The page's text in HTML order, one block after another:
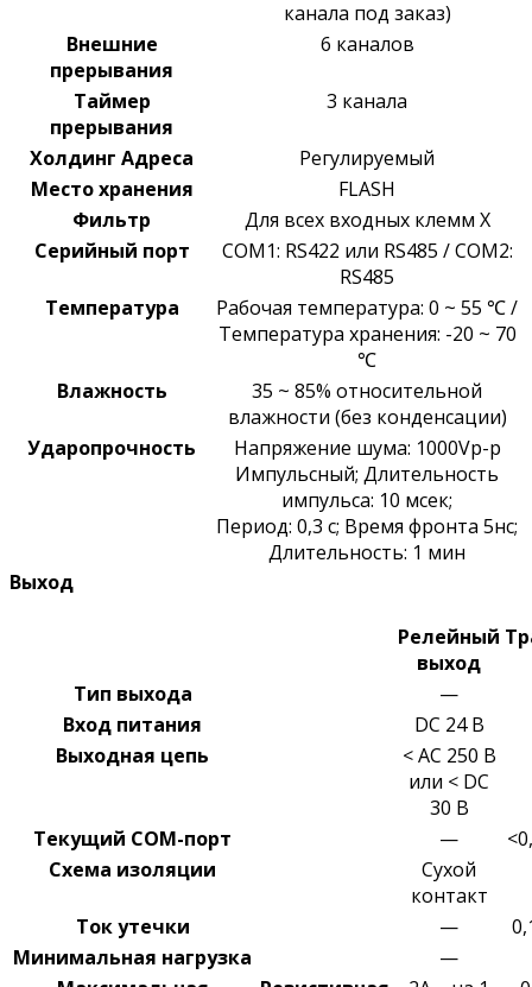
канала под заказ)
Внешние
прерывания
6 каналов
Таймер
прерывания
3 канала
Холдинг Адреса
Регулируемый
Место хранения
FLASH
Фильтр
Для всех входных клемм X
Серийный порт
COM1: RS422 или RS485 /COM2:
RS485
Температура
Рабочая температура: 0 ~ 55 ℃ /
Температура хранения: -20 ~ 70
℃
Влажность
35 ~ 85% относительной
влажности (без конденсации)
Ударопрочность
Напряжение шума: 1000Vp-p
Импульсный; Длительность
импульса: 10 мсек;
Период: 0,3 с; Время фронта 5нс;
Длительность: 1 мин
Выход
Релейный
выход
Тип выхода
—
Вход питания
DC 24 В
Выходная цепь
< AC 250 В
или < DC
30 В
Текущий COM-порт
—
Схема изоляции
Сухой
контакт
Ток утечки
—
Минимальная нагрузка
—